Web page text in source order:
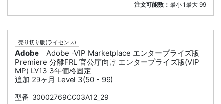
注文可能数： 最小 1最大 99
売り切り版(ライセンス)
Adobe
Adobe -VIP Marketplace エンタープライズ版
Premiere 分離FRL 官公庁向け エンタープライズ版(VIP
MP) LV13 3年価格固定
追加 29ヶ月 Level 3(50 - 99)
型番 30002769CC03A12_29